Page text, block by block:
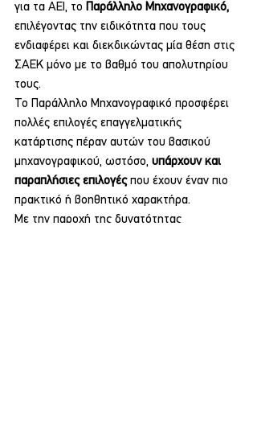
για τα ΑΕΙ, το Παράλληλο Μηχανογραφικό,
επιλέγοντας την ειδικότητα που τους
ενδιαφέρει και διεκδικώντας μία θέση στις
ΣΑΕΚ μόνο με το βαθμό του απολυτηρίου
τους.
Το Παράλληλο Μηχανογραφικό προσφέρει
πολλές επιλογές επαγγελματικής
κατάρτισης πέραν αυτών του βασικού
μηχανογραφικού, ωστόσο, υπάρχουν και
παραπλήσιες επιλογές που έχουν έναν πιο
πρακτικό ή βοηθητικό χαρακτήρα.
Με την παροχή της δυνατότητας